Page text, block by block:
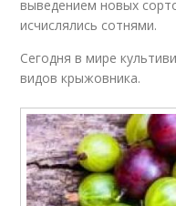
выведением новых
исчислялись сотнями.
Сегодня в мире
видов крыжовника.